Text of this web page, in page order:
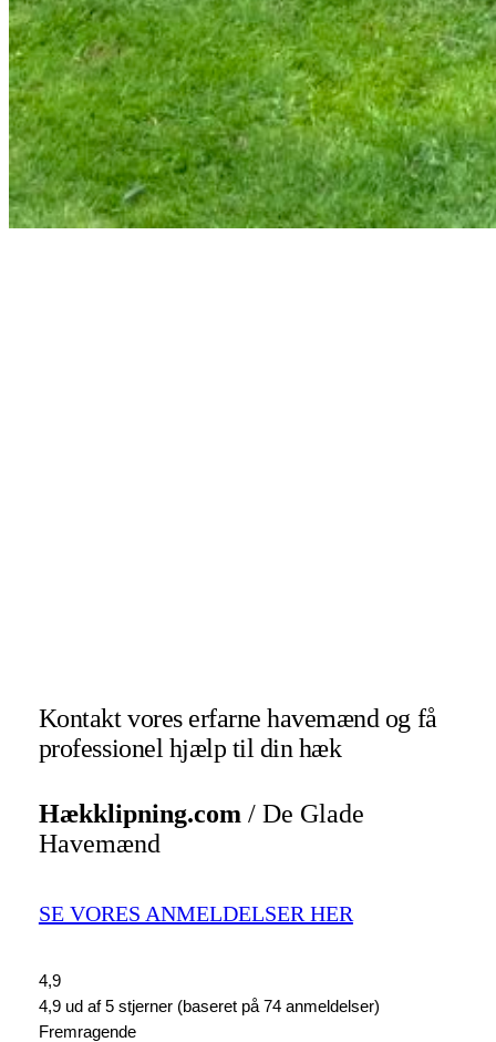
Kontakt vores erfarne havemænd og få
professionel hjælp til din hæk
Hækklipning.com / De Glade
Havemænd
SE VORES ANMELDELSER HER
4,9
4,9 ud af 5 stjerner (baseret på 74 anmeldelser)
Fremragende